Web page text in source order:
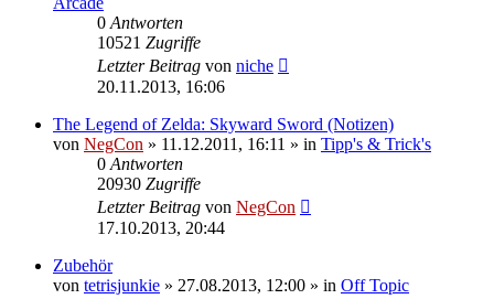
0Antworten
10521 Zugriffe
Letzter Beitrag von niche
20.11.2013, 16:06
The Legend of Zelda: Skyward Sword (Notizen)
von NegCon » 11.12.2011, 16:11 » in Tipp's & Trick's
0Antworten
20930 Zugriffe
Letzter Beitrag von NegCon
17.10.2013, 20:44
Zubehör
von tetrisjunkie » 27.08.2013, 12:00 » in Off Topic